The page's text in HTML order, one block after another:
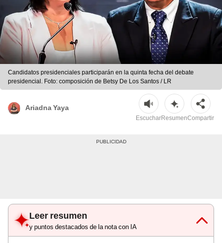
Candidatos presidenciales participarán en la quinta fecha del debate
presidencial. Foto: composición de Betsy De Los Santos / LR
Ariadna Yaya
EscucharResumenCompartir
Leer resumen
y puntos destacados de la nota con IA